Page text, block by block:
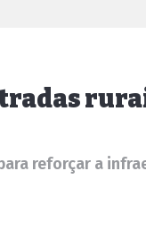
reforçar a